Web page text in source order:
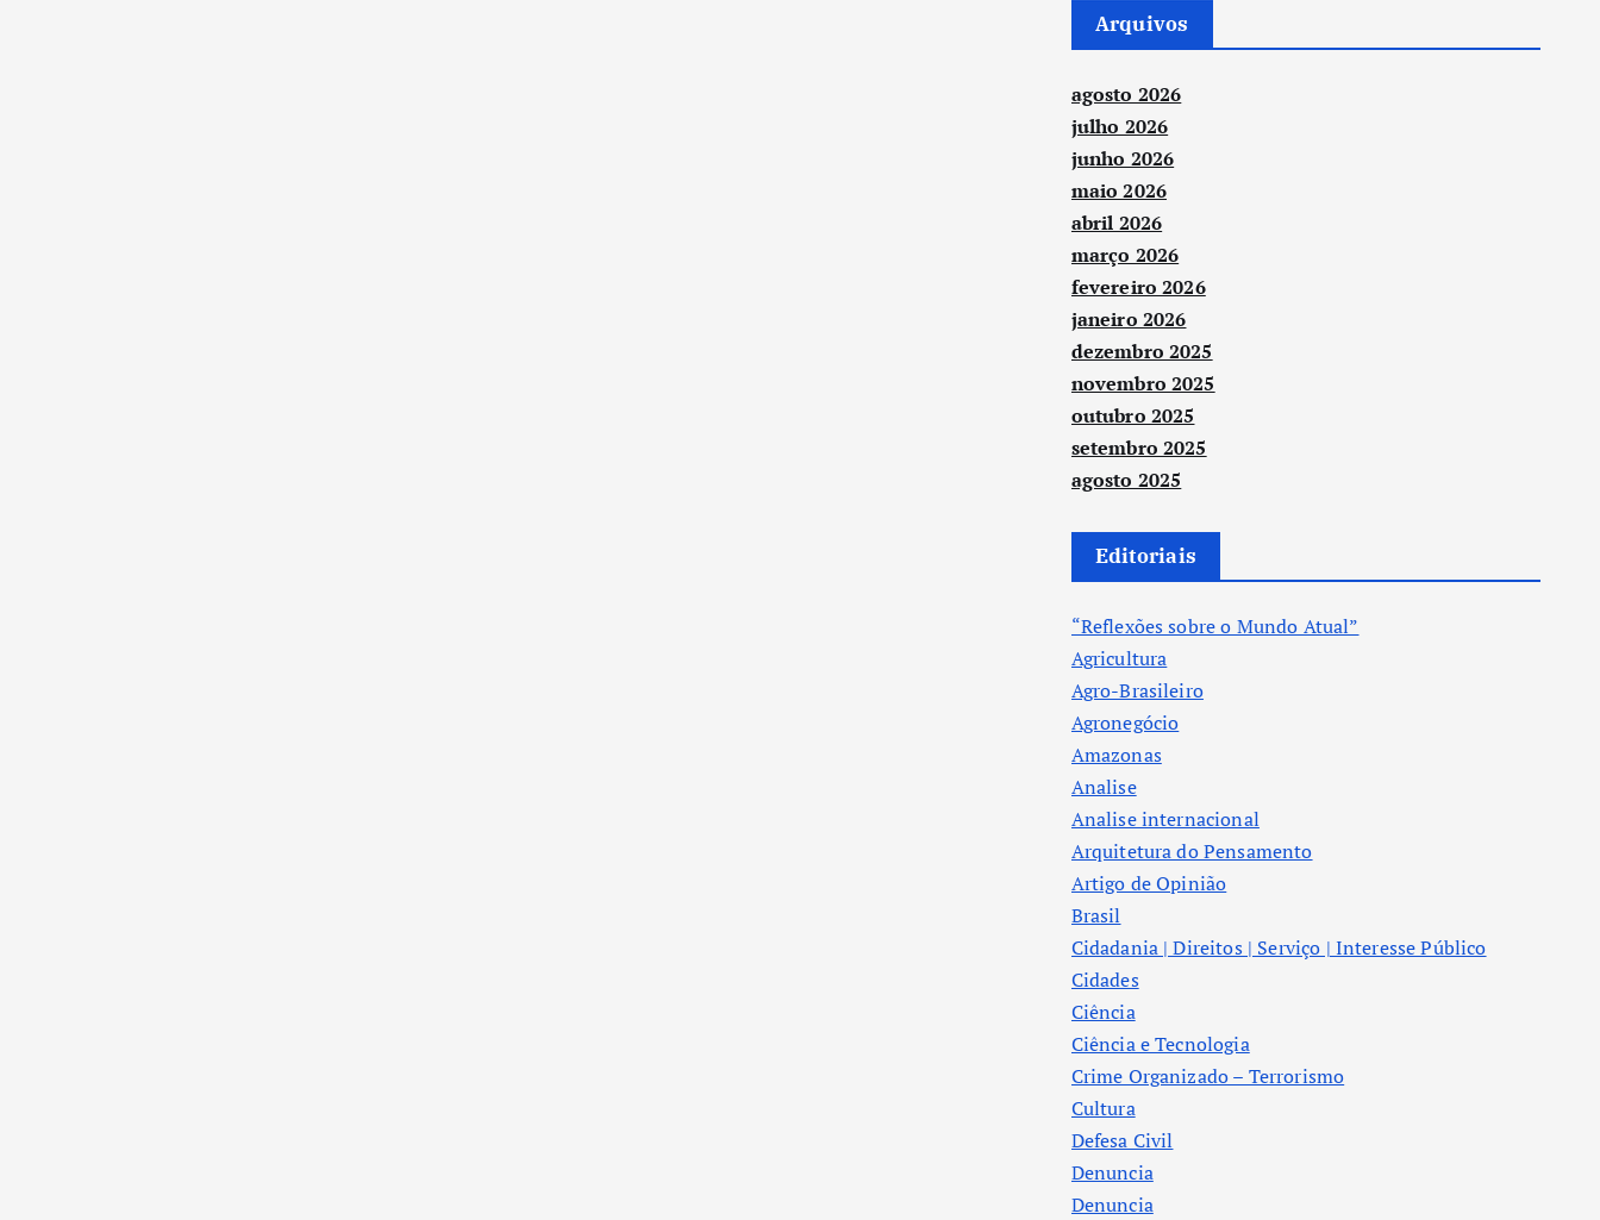
Arquivos
agosto 2026
julho 2026
junho 2026
maio 2026
abril 2026
março 2026
fevereiro 2026
janeiro 2026
dezembro 2025
novembro 2025
outubro 2025
setembro 2025
agosto 2025
Editoriais
“Reflexões sobre o Mundo Atual”
Agricultura
Agro-Brasileiro
Agronegócio
Amazonas
Analise
Analise internacional
Arquitetura do Pensamento
Artigo de Opinião
Brasil
Cidadania | Direitos | Serviço | Interesse Público
Cidades
Ciência
Ciência e Tecnologia
Crime Organizado – Terrorismo
Cultura
Defesa Civil
Denuncia
Denuncia